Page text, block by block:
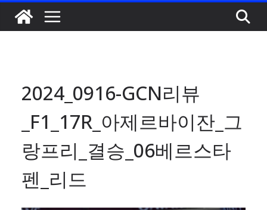
2024_0916-GCN리뷰
_F1_17R_아제르바이잔_그
랑프리_결승_06베르스타
펜_리드